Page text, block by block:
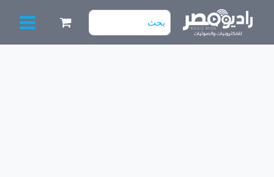
البحث
عن: